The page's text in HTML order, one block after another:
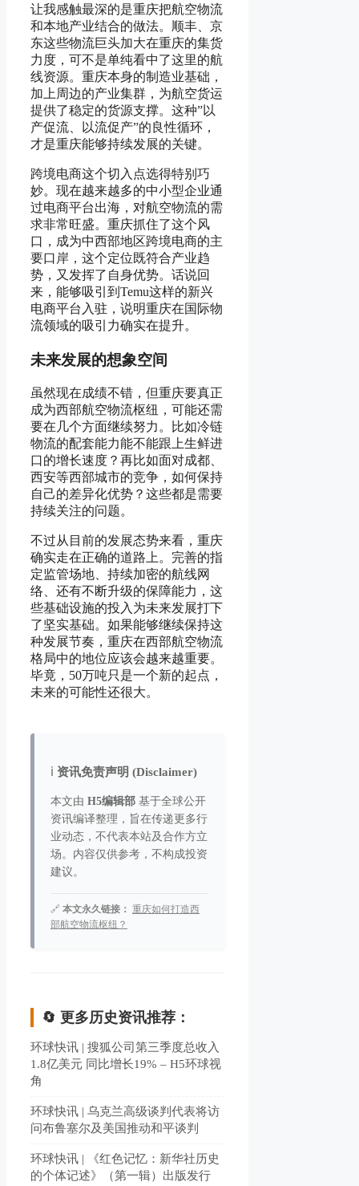
让我感触最深的是重庆把航空物流
和本地产业结合的做法。顺丰、京
东这些物流巨头加大在重庆的集货
力度，可不是单纯看中了这里的航
线资源。重庆本身的制造业基础，
加上周边的产业集群，为航空货运
提供了稳定的货源支撑。这种”以
产促流、以流促产”的良性循环，
才是重庆能够持续发展的关键。
跨境电商这个切入点选得特别巧
妙。现在越来越多的中小型企业通
过电商平台出海，对航空物流的需
求非常旺盛。重庆抓住了这个风
口，成为中西部地区跨境电商的主
要口岸，这个定位既符合产业趋
势，又发挥了自身优势。话说回
来，能够吸引到Temu这样的新兴
电商平台入驻，说明重庆在国际物
流领域的吸引力确实在提升。
未来发展的想象空间
虽然现在成绩不错，但重庆要真正
成为西部航空物流枢纽，可能还需
要在几个方面继续努力。比如冷链
物流的配套能力能不能跟上生鲜进
口的增长速度？再比如面对成都、
西安等西部城市的竞争，如何保持
自己的差异化优势？这些都是需要
持续关注的问题。
不过从目前的发展态势来看，重庆
确实走在正确的道路上。完善的指
定监管场地、持续加密的航线网
络、还有不断升级的保障能力，这
些基础设施的投入为未来发展打下
了坚实基础。如果能够继续保持这
种发展节奏，重庆在西部航空物流
格局中的地位应该会越来越重要。
毕竟，50万吨只是一个新的起点，
未来的可能性还很大。
ℹ️ 资讯免责声明 (Disclaimer)
本文由 H5编辑部 基于全球公开
资讯编译整理，旨在传递更多行
业动态，不代表本站及合作方立
场。内容仅供参考，不构成投资
建议。
🔗 本文永久链接： 重庆如何打造西
部航空物流枢纽？
🔄 更多历史资讯推荐：
环球快讯 | 搜狐公司第三季度总收入
1.8亿美元 同比增长19% – H5环球视
角
环球快讯 | 乌克兰高级谈判代表将访
问布鲁塞尔及美国推动和平谈判
环球快讯 | 《红色记忆：新华社历史
的个体记述》（第一辑）出版发行